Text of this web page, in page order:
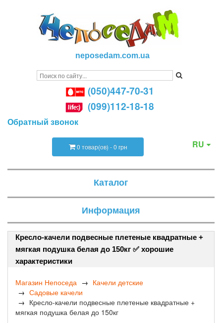
neposedam.com.ua
(050)447-70-31
(099)112-18-18
Обратный звонок
RU
0 товар(ов) - 0 грн
Каталог
Информация
Кресло-качели подвесные плетеные квадратные +
мягкая подушка белая до 150кг ✅ хорошие
характеристики
Магазин Непоседа
Качели детские
Садовые качели
Кресло-качели подвесные плетеные квадратные +
мягкая подушка белая до 150кг